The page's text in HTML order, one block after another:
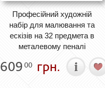
Професійний художній
набір для малювання та
ескізів на 32 предмета в
металевому пеналі
609 00 грн.